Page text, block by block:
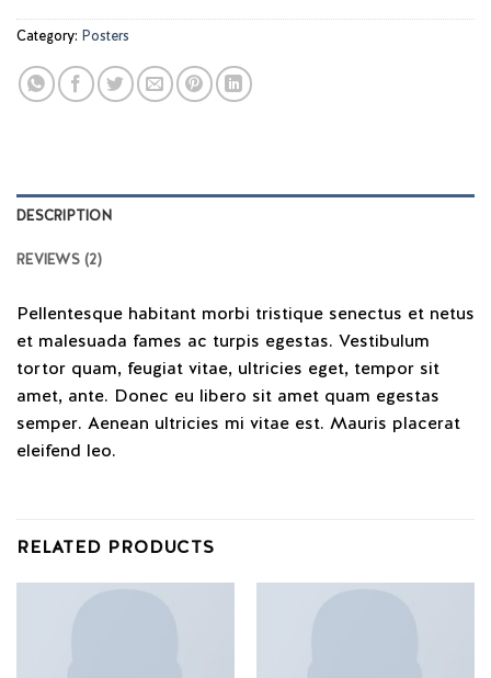
Category: Posters
DESCRIPTION
REVIEWS (2)
Pellentesque habitant morbi tristique senectus et netus
et malesuada fames ac turpis egestas. Vestibulum
tortor quam, feugiat vitae, ultricies eget, tempor sit
amet, ante. Donec eu libero sit amet quam egestas
semper. Aenean ultricies mi vitae est. Mauris placerat
eleifend leo.
RELATED PRODUCTS